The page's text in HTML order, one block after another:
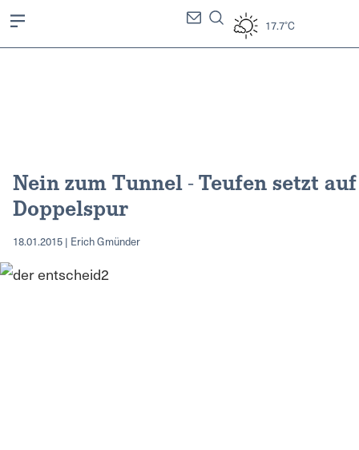
17.7°C
Nein zum Tunnel - Teufen setzt auf
Doppelspur
18.01.2015 | Erich Gmünder